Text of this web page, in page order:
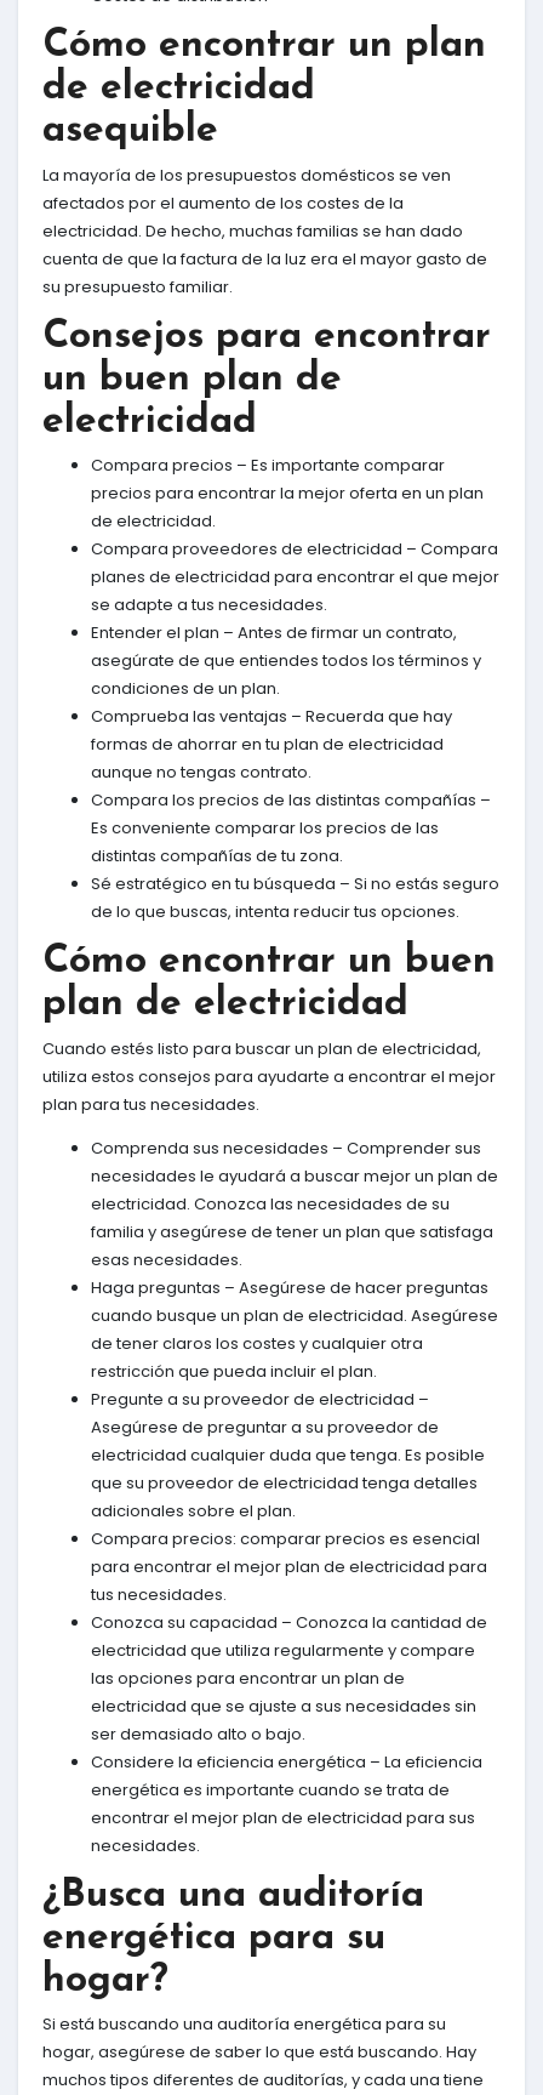
Cómo encontrar un plan
de electricidad
asequible
La mayoría de los presupuestos domésticos se ven
afectados por el aumento de los costes de la
electricidad. De hecho, muchas familias se han dado
cuenta de que la factura de la luz era el mayor gasto de
su presupuesto familiar.
Consejos para encontrar
un buen plan de
electricidad
Compara precios – Es importante comparar
precios para encontrar la mejor oferta en un plan
de electricidad.
Compara proveedores de electricidad – Compara
planes de electricidad para encontrar el que mejor
se adapte a tus necesidades.
Entender el plan – Antes de firmar un contrato,
asegúrate de que entiendes todos los términos y
condiciones de un plan.
Comprueba las ventajas – Recuerda que hay
formas de ahorrar en tu plan de electricidad
aunque no tengas contrato.
Compara los precios de las distintas compañías –
Es conveniente comparar los precios de las
distintas compañías de tu zona.
Sé estratégico en tu búsqueda – Si no estás seguro
de lo que buscas, intenta reducir tus opciones.
Cómo encontrar un buen
plan de electricidad
Cuando estés listo para buscar un plan de electricidad,
utiliza estos consejos para ayudarte a encontrar el mejor
plan para tus necesidades.
Comprenda sus necesidades – Comprender sus
necesidades le ayudará a buscar mejor un plan de
electricidad. Conozca las necesidades de su
familia y asegúrese de tener un plan que satisfaga
esas necesidades.
Haga preguntas – Asegúrese de hacer preguntas
cuando busque un plan de electricidad. Asegúrese
de tener claros los costes y cualquier otra
restricción que pueda incluir el plan.
Pregunte a su proveedor de electricidad –
Asegúrese de preguntar a su proveedor de
electricidad cualquier duda que tenga. Es posible
que su proveedor de electricidad tenga detalles
adicionales sobre el plan.
Compara precios: comparar precios es esencial
para encontrar el mejor plan de electricidad para
tus necesidades.
Conozca su capacidad – Conozca la cantidad de
electricidad que utiliza regularmente y compare
las opciones para encontrar un plan de
electricidad que se ajuste a sus necesidades sin
ser demasiado alto o bajo.
Considere la eficiencia energética – La eficiencia
energética es importante cuando se trata de
encontrar el mejor plan de electricidad para sus
necesidades.
¿Busca una auditoría
energética para su
hogar?
Si está buscando una auditoría energética para su
hogar, asegúrese de saber lo que está buscando. Hay
muchos tipos diferentes de auditorías, y cada una tiene